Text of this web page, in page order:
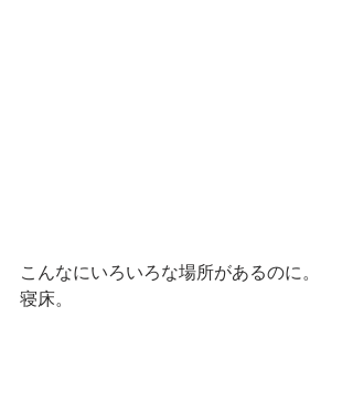
こんなにいろいろな場所があるのに。
寝床。